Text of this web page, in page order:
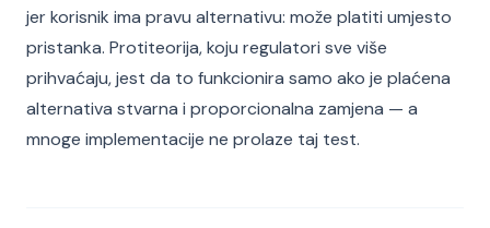
jer korisnik ima pravu alternativu: može platiti umjesto
pristanka. Protiteorija, koju regulatori sve više
prihvaćaju, jest da to funkcionira samo ako je plaćena
alternativa stvarna i proporcionalna zamjena — a
mnoge implementacije ne prolaze taj test.